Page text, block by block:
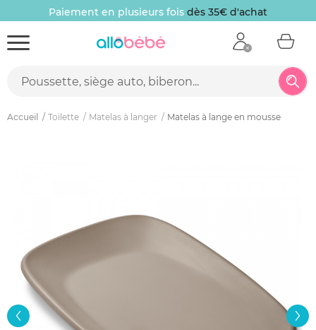
Paiement en plusieurs fois dès 35€ d'achat
Accueil Toilette Matelas à langer Matelas à lange en mousse